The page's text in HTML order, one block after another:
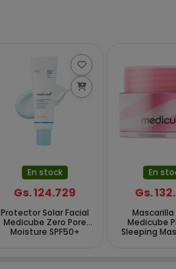
En stock
Gs. 124.729
Protector Solar Facial
Medicube Zero Pore
Moisture SPF50+
En
Gs.
Mascarilla
Medicube
Sleeping